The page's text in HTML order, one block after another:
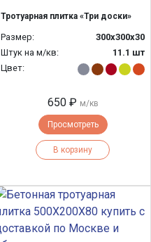
Тротуарная плитка «Три доски»
Размер:
300х300х30
Штук на м/кв:
11.1 шт
Цвет:
650 ₽ м/кв
Просмотреть
В корзину